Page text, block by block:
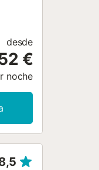
desde
€
noche